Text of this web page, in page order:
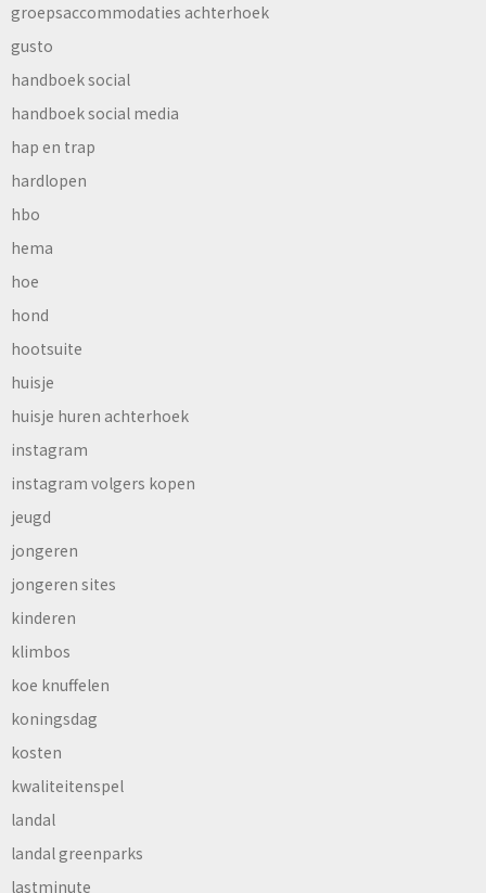
groepsaccommodaties achterhoek
gusto
handboek social
handboek social media
hap en trap
hardlopen
hbo
hema
hoe
hond
hootsuite
huisje
huisje huren achterhoek
instagram
instagram volgers kopen
jeugd
jongeren
jongeren sites
kinderen
klimbos
koe knuffelen
koningsdag
kosten
kwaliteitenspel
landal
landal greenparks
lastminute